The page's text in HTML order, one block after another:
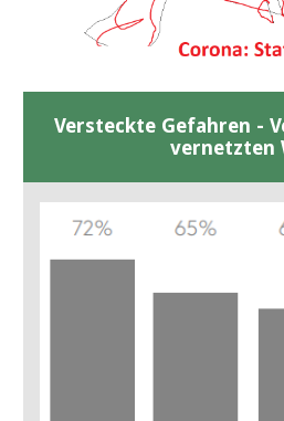
Versteckte Gefahren -
vernetzten